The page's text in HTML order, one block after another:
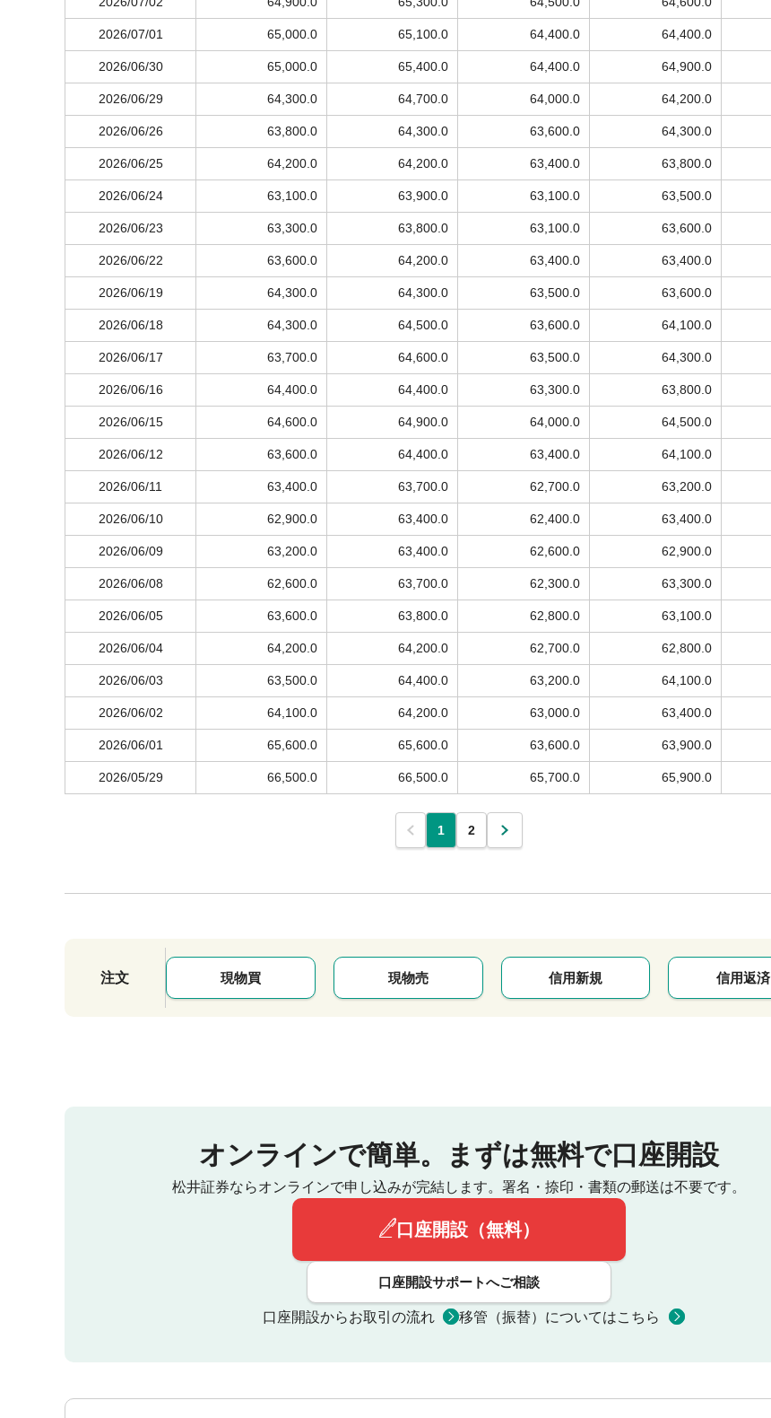
2026/07/01 65,000.0 65,100.0 64,400.0 64,400.0
2026/06/30 65,000.0 65,400.0 64,400.0 64,900.0
2026/06/29 64,300.0 64,700.0 64,000.0 64,200.0
2026/06/26 63,800.0 64,300.0 63,600.0 64,300.0
2026/06/25 64,200.0 64,200.0 63,400.0 63,800.0
2026/06/24 63,100.0 63,900.0 63,100.0 63,500.0
2026/06/23 63,300.0 63,800.0 63,100.0 63,600.0
2026/06/22 63,600.0 64,200.0 63,400.0 63,400.0
2026/06/19 64,300.0 64,300.0 63,500.0 63,600.0
2026/06/18 64,300.0 64,500.0 63,600.0 64,100.0
2026/06/17 63,700.0 64,600.0 63,500.0 64,300.0
2026/06/16 64,400.0 64,400.0 63,300.0 63,800.0
2026/06/15 64,600.0 64,900.0 64,000.0 64,500.0
2026/06/12 63,600.0 64,400.0 63,400.0 64,100.0
2026/06/11 63,400.0 63,700.0 62,700.0 63,200.0
2026/06/10 62,900.0 63,400.0 62,400.0 63,400.0
2026/06/09 63,200.0 63,400.0 62,600.0 62,900.0
2026/06/08 62,600.0 63,700.0 62,300.0 63,300.0
2026/06/05 63,600.0 63,800.0 62,800.0 63,100.0
2026/06/04 64,200.0 64,200.0 62,700.0 62,800.0
2026/06/03 63,500.0 64,400.0 63,200.0 64,100.0
2026/06/02 64,100.0 64,200.0 63,000.0 63,400.0
2026/06/01 65,600.0 65,600.0 63,600.0 63,900.0
2026/05/29 66,500.0 66,500.0 65,700.0 65,900.0
1 2
注文 現物買 現物売 信用新規 信用返済
オンラインで簡単。 まずは無料で口座開設
松井証券ならオンラインで申し込みが完結します。 署名・捺印・書類の郵送は不要です。
口座開設（無料）
口座開設サポートへご相談
口座開設からお取引の流れ 移管（振替）についてはこちら